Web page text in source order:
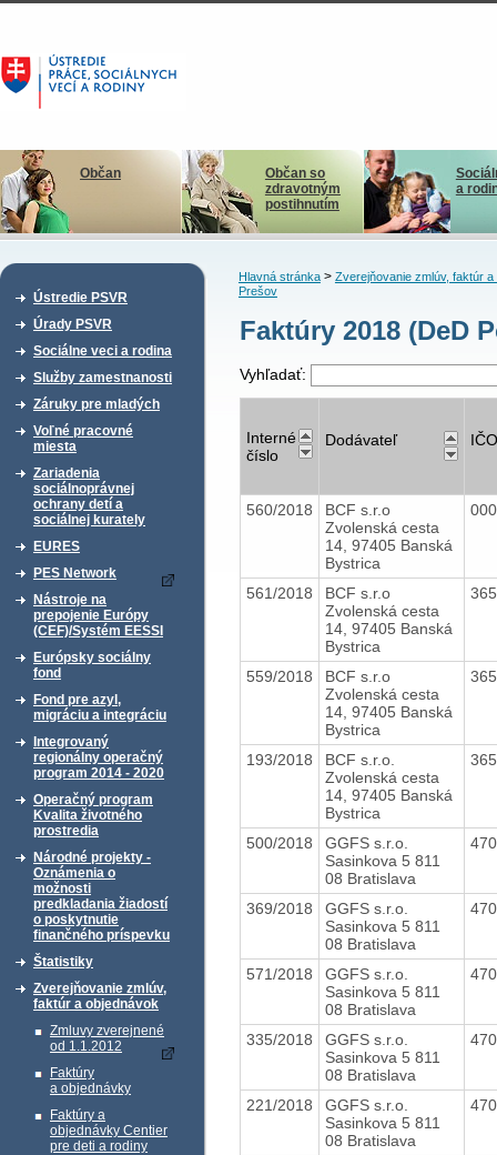
Občan
Občan so
zdravotným
postihnutím
a
Ústredie PSVR
Úrady PSVR
Sociálne veci a rodina
Služby zamestnanosti
Záruky pre mladých
Voľné pracovné
miesta
Zariadenia
sociálnoprávnej
ochrany detí a
sociálnej kurately
EURES
PES Network
Nástroje na
prepojenie Európy
(CEF)/Systém EESSI
Európsky sociálny
fond
Fond pre azyl,
migráciu a integráciu
Integrovaný
regionálny operačný
program 2014 - 2020
Operačný program
Kvalita životného
prostredia
Národné projekty -
Oznámenia o
možnosti
predkladania žiadostí
o poskytnutie
finančného príspevku
Štatistiky
Zverejňovanie zmlúv,
faktúr a objednávok
Zmluvy zverejnené
od 1.1.2012
Faktúry
a objednávky
Faktúry a
objednávky Centier
pre deti a rodiny
Hlavná stránka> Zverejňovanie zmlúv, faktúr a
Prešov
Faktúry 2018 (DeD
Vyhľadať:
Interné
číslo
Dodávateľ IČO
560/2018
BCF s.r.o
Zvolenská cesta
14, 97405 Banská
Bystrica
561/2018
BCF s.r.o
Zvolenská cesta
14, 97405 Banská
Bystrica
559/2018
BCF s.r.o
Zvolenská cesta
14, 97405 Banská
Bystrica
193/2018
BCF s.r.o.
Zvolenská cesta
14, 97405 Banská
Bystrica
500/2018
GGFS s.r.o.
Sasinkova 5 811
08 Bratislava
369/2018
GGFS s.r.o.
Sasinkova 5 811
08 Bratislava
571/2018
GGFS s.r.o.
Sasinkova 5 811
08 Bratislava
335/2018
GGFS s.r.o.
Sasinkova 5 811
08 Bratislava
221/2018
GGFS s.r.o.
Sasinkova 5 811
08 Bratislava